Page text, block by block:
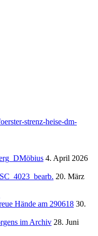
4. April 2026
20. März
30.
28. Juni